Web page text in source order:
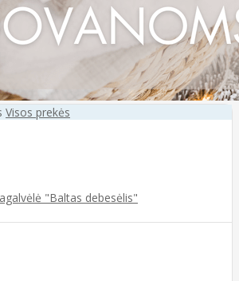
Visos prekės
"Baltas debesėlis"